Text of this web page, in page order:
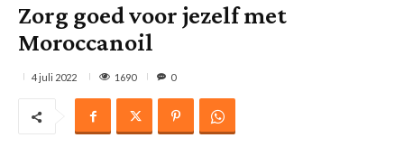
Zorg goed voor jezelf met
Moroccanoil
4 juli 2022 1690 0